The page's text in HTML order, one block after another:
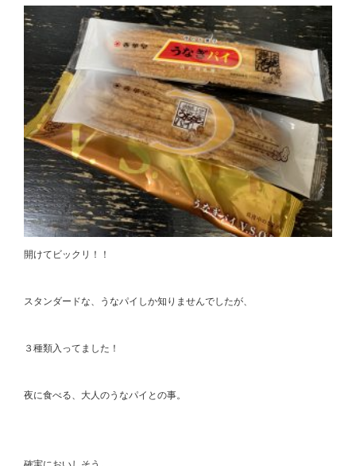
開けてビックリ！！
スタンダードな、うなパイしか知りませんでしたが、
３種類入ってました！
夜に食べる、大人のうなパイとの事。